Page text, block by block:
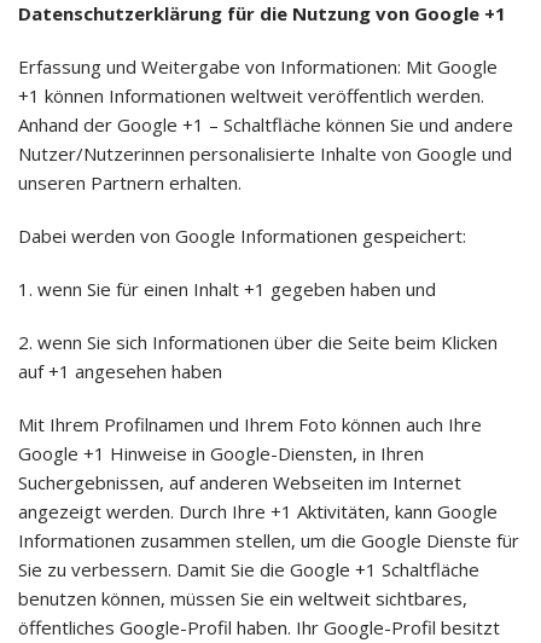
Datenschutzerklärung für die Nutzung von Google +1
Erfassung und Weitergabe von Informationen: Mit Google
+1 können Informationen weltweit veröffentlich werden.
Anhand der Google +1 – Schaltfläche können Sie und andere
Nutzer/Nutzerinnen personalisierte Inhalte von Google und
unseren Partnern erhalten.
Dabei werden von Google Informationen gespeichert:
1. wenn Sie für einen Inhalt +1 gegeben haben und
2. wenn Sie sich Informationen über die Seite beim Klicken
auf +1 angesehen haben
Mit Ihrem Profilnamen und Ihrem Foto können auch Ihre
Google +1 Hinweise in Google-Diensten, in Ihren
Suchergebnissen, auf anderen Webseiten im Internet
angezeigt werden. Durch Ihre +1 Aktivitäten, kann Google
Informationen zusammen stellen, um die Google Dienste für
Sie zu verbessern. Damit Sie die Google +1 Schaltfläche
benutzen können, müssen Sie ein weltweit sichtbares,
öffentliches Google-Profil haben. Ihr Google-Profil besitzt